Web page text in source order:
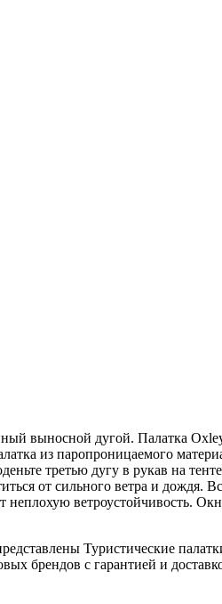
выносной дугой. Палатка
из паропроницаемого
третью дугу в рукав на
от сильного ветра и дождя.
неплохую ветроустойчивость.
Туристические
брендов с гарантией и